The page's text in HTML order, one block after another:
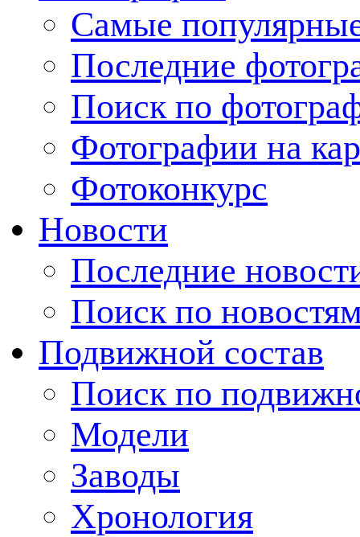
Cамые
Последние
Поиск по
Фотографии на
Фотоконкурс
Новости
Последние
Поиск по
Подвижной состав
Поиск по
Модели
Заводы
Хронология